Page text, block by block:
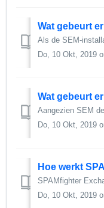
Wat gebeurt
Do, 10 Okt, 2019
Wat gebeurt
Do, 10 Okt, 2019
Hoe werkt
Do, 10 Okt, 2019